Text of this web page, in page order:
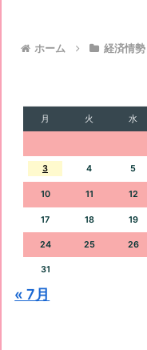
ホーム 経済情
月 火 水
3 4 5
10 11 12
17 18 19
24 25 26
31
« 7月